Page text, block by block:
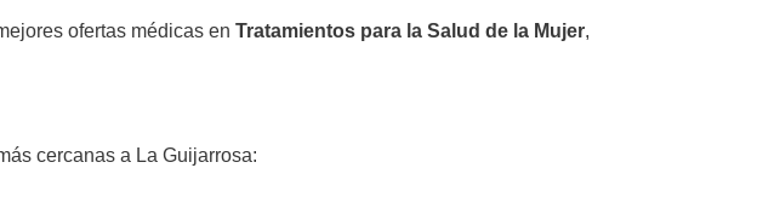
ofertas médicas en Tratamientos para la Salud de la Mujer,
cercanas a La Guijarrosa: